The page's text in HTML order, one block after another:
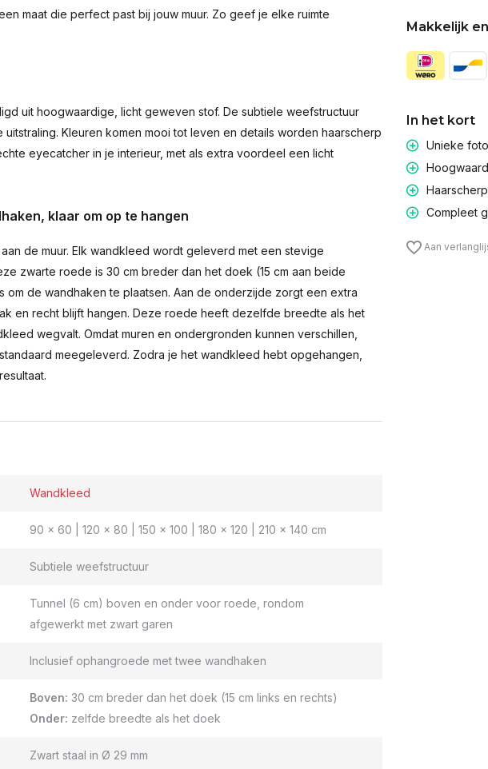
maat die perfect past bij jouw muur. Zo geef je elke ruimte
uit hoogwaardige, licht geweven stof. De subtiele weefstructuur
Kleuren komen mooi tot leven en details worden haarscherp
eyecatcher in je interieur, met als extra voordeel een licht
klaar om op te hangen
de muur. Elk wandkleed wordt geleverd met een stevige
zwarte roede is 30 cm breder dan het doek (15 cm aan beide
om de wandhaken te plaatsen. Aan de onderzijde zorgt een extra
en recht blijft hangen. Deze roede heeft dezelfde breedte als het
wegvalt. Omdat muren en ondergronden kunnen verschillen,
meegeleverd. Zodra je het wandkleed hebt opgehangen,
Wandkleed
90 x 60 | 120 x 80 | 150 x 100 | 180 x 120 | 210 x 140 cm
Subtiele weefstructuur
Tunnel (6 cm) boven en onder voor roede, rondom
afgewerkt met zwart garen
Inclusief ophangroede met twee wandhaken
Boven: 30 cm breder dan het doek (15 cm links en rechts)
Onder: zelfde breedte als het doek
Zwart staal in Ø 29 mm
Makkelijk
In het kort
Unieke
Compleet
Aan